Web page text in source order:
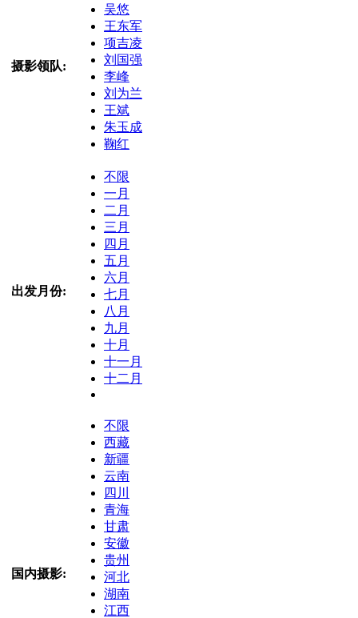
摄影领队:
吴悠
王东军
项吉凌
刘国强
李峰
刘为兰
王斌
朱玉成
鞠红
出发月份:
不限
一月
二月
三月
四月
五月
六月
七月
八月
九月
十月
十一月
十二月
国内摄影:
不限
西藏
新疆
云南
四川
青海
甘肃
安徽
贵州
河北
湖南
江西